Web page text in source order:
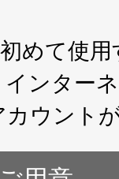
めて使
ンター
ウント